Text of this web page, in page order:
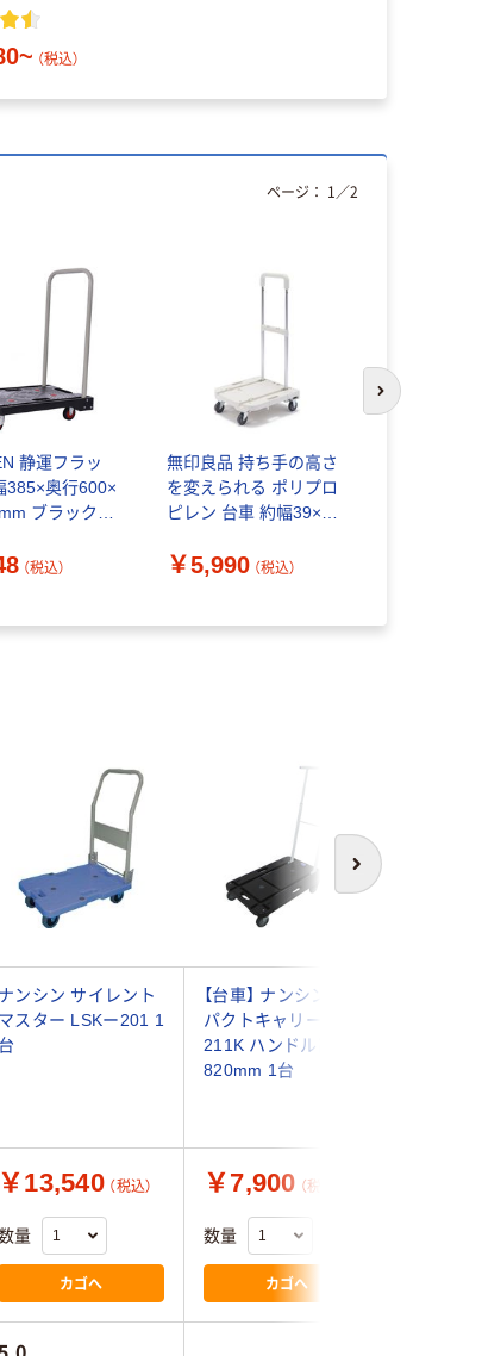
（税込）
静運フラッ
385×奥行600×
ブラック 1
（税込）
無印良品 持ち手の高さ
を変えられる ポリプロ
ピレン 台車 約幅39×奥
品計画
￥5,990 （税込）
ページ： 1 ／2
次のスライド
次へ
ナンシン サイレント
マスター LSKー201 1
台
【台車】 ナンシン コン
パクトキャリー CCー
211K ハンドル高
820mm 1台
￥13,540 （税込）
量
カゴへ
￥7,900 （税込）
数量
カゴへ